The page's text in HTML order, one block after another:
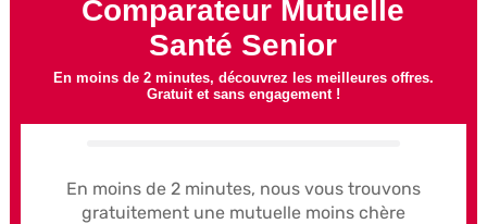
Comparateur Mutuelle
Santé Senior
En moins de 2 minutes, découvrez les meilleures offres.
Gratuit et sans engagement !